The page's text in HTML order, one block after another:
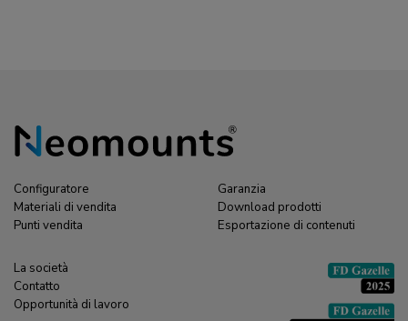
Configuratore
Materiali di vendita
Punti vendita
Garanzia
Download prodotti
Esportazione di contenuti
La società
Contatto
Opportunità di lavoro